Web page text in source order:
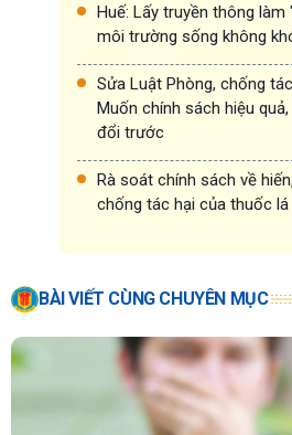
Huế: Lấy truyền thông làm
môi trường sống không
Sửa Luật Phòng, chống
Muốn chính sách hiệu
đổi trước
Rà soát chính sách về
chống tác hại của thuốc
BÀI VIẾT CÙNG CHUYÊN MỤC